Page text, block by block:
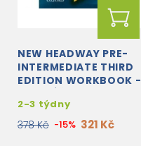
NEW HEADWAY PRE-
INTERMEDIATE THIRD
EDITION WORKBOOK -
2-3 týdny
378 Kč -15% 321 Kč